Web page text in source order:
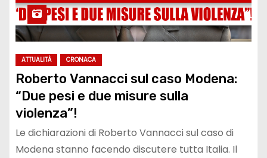
ATTUALITÀ CRONACA
Roberto Vannacci sul caso Modena:
“Due pesi e due misure sulla
violenza”!
Le dichiarazioni di Roberto Vannacci sul caso di
Modena stanno facendo discutere tutta Italia. Il